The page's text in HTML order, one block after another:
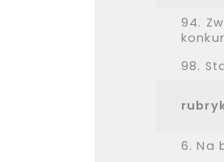
94.
98.
6. Na